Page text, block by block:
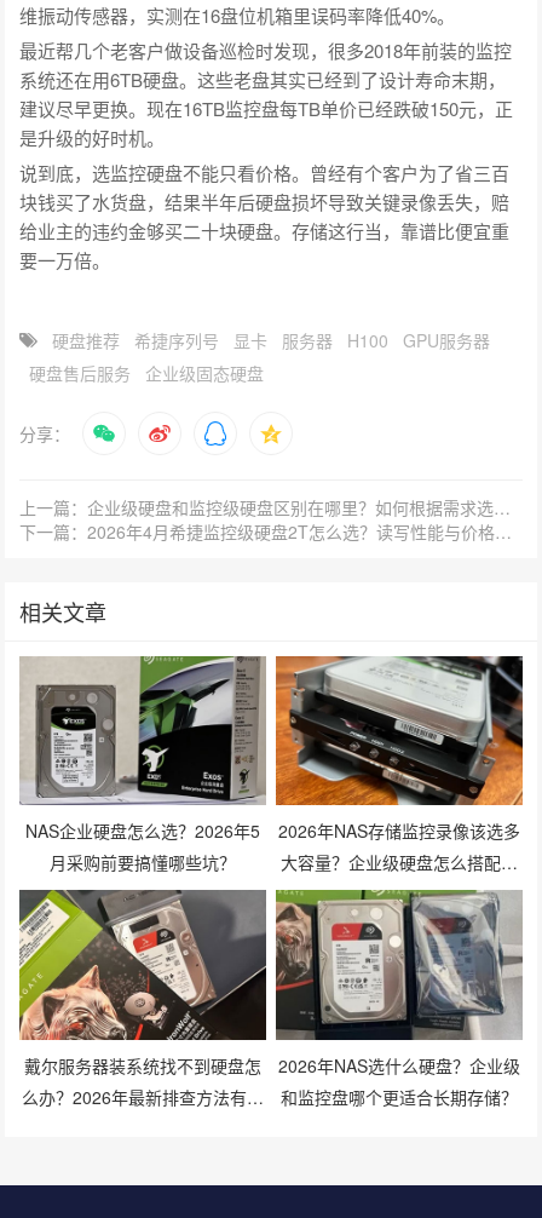
维振动传感器，实测在16盘位机箱里误码率降低40%。
最近帮几个老客户做设备巡检时发现，很多2018年前装的监控
系统还在用6TB硬盘。这些老盘其实已经到了设计寿命末期，
建议尽早更换。现在16TB监控盘每TB单价已经跌破150元，正
是升级的好时机。
说到底，选监控硬盘不能只看价格。曾经有个客户为了省三百
块钱买了水货盘，结果半年后硬盘损坏导致关键录像丢失，赔
给业主的违约金够买二十块硬盘。存储这行当，靠谱比便宜重
要一万倍。
硬盘推荐 希捷序列号 显卡 服务器 H100
GPU服务器
硬盘售后服务
企业级固态硬盘
分享：
上一篇：企业级硬盘和监控级硬盘区别在哪里？如何根据需求选择？
下一篇：2026年4月希捷监控级硬盘2T怎么选？读写性能与价格对比
相关文章
NAS企业硬盘怎么选？2026年5
月采购前要搞懂哪些坑？
2026年NAS存储监控录像该选多
大容量？企业级硬盘怎么搭配才
划算？
戴尔服务器装系统找不到硬盘怎
么办？2026年最新排查方法有哪
2026年NAS选什么硬盘？企业级
和监控盘哪个更适合长期存储？